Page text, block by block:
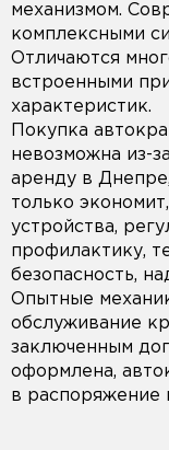
механизмом.
комплексными
Отличаются
встроенными
характеристик.
Покупка
невозможна из-
аренду в
только
устройства,
профилактику,
безопасность,
Опытные
обслуживание
заключенным
оформлена,
в распоряжение